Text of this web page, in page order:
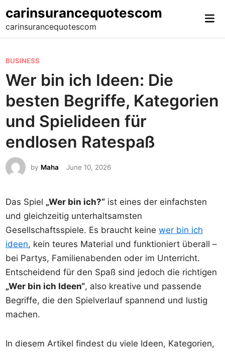
to
content
carinsurancequotescom
carinsurancequotescom
P
o
s
e
d
i
n
BUSINESS
Wer bin ich Ideen: Die
besten Begriffe, Kategorien
und Spielideen für
endlosen Ratespaß
by Maha June 10, 2026
Das Spiel „Wer bin ich?“ ist eines der einfachsten
und gleichzeitig unterhaltsamsten
Gesellschaftsspiele. Es braucht keinewer bin ich
ideen, kein teures Material und funktioniert überall –
bei Partys, Familienabenden oder im Unterricht.
Entscheidend für den Spaß sind jedoch die richtigen
„Wer bin ich Ideen“, also kreative und passende
Begriffe, die den Spielverlauf spannend und lustig
machen.
In diesem Artikel findest du viele Ideen, Kategorien,